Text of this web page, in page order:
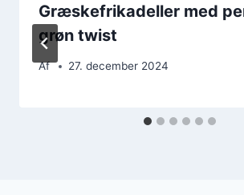
Græskefrikadeller med
grøn twist
Af 27. december 2024